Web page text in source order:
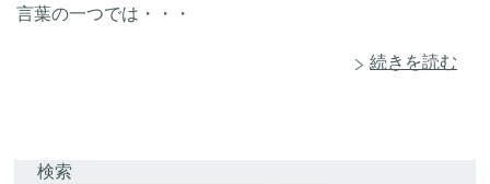
言葉の一つでは・・・
続きを読む
検索